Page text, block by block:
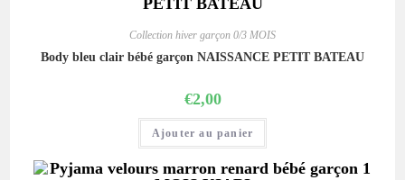
Collection hiver garçon 0/3 MOIS
Body bleu clair bébé garçon NAISSANCE PETIT BATEAU
€2,00
Ajouter au panier